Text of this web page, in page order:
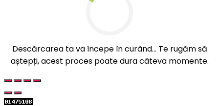
Descărcarea ta va începe în curând... Te rugăm să
aștepți, acest proces poate dura câteva momente.